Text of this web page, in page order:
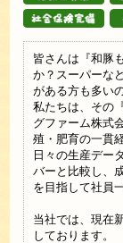
皆さんは『和豚
か？スーパーな
がある方も多い
私たちは、その
グファーム株式
殖・肥育の一貫
日々の生産デー
バーと比較し、
を目指して社員
当社では、現在
しております。